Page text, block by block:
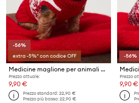
-56%
extra -5%* con codice OFF
Medicine maglione per animali domestici
Prezzo attuale:
9,90 €
Prezzo standard:22,90 €
Prezzo più basso:22,90 €
-56%
Prezzo
9,90 €